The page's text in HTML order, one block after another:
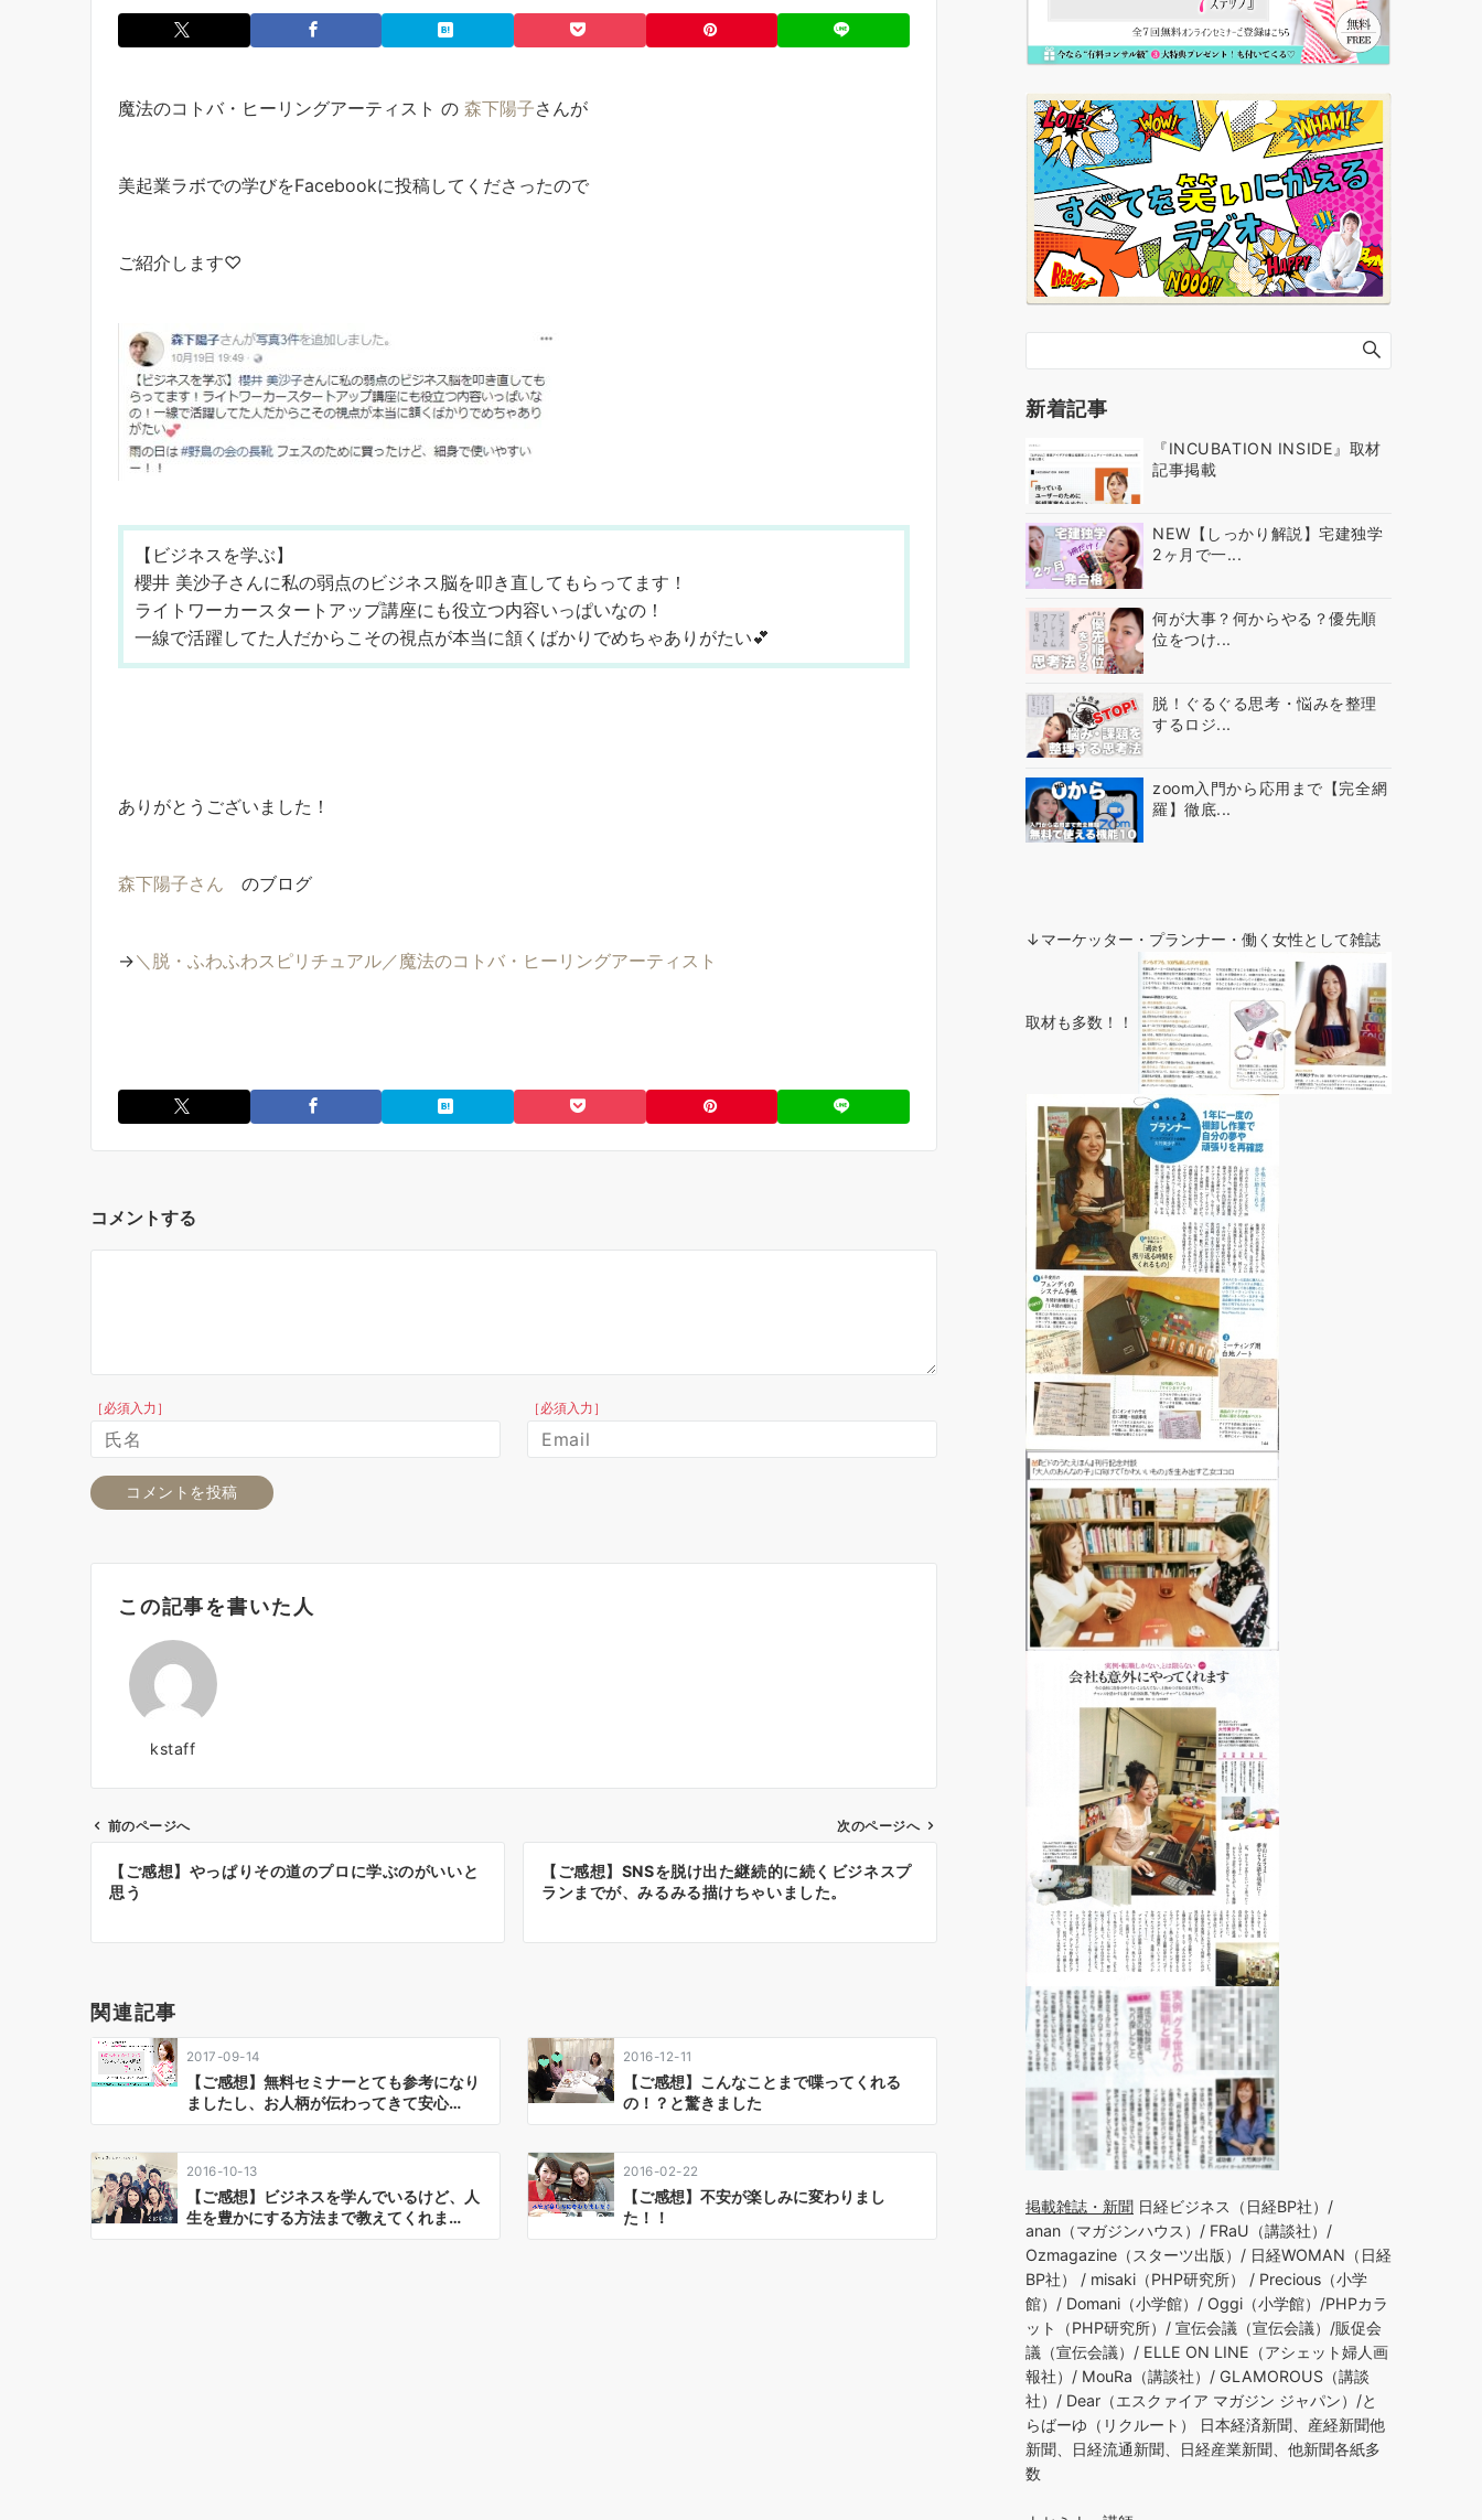
魔法のコトバ・ヒーリングアーティスト の 森下陽子さんが
美起業ラボでの学びをFacebookに投稿してくださったので
ご紹介します♡
【ビジネスを学ぶ】
櫻井 美沙子さんに私の弱点のビジネス脳を叩き直してもらってます！
ライトワーカースタートアップ講座にも役立つ内容いっぱいなの！
一線で活躍してた人だからこその視点が本当に頷くばかりでめちゃありがたい💕
ありがとうございました！
森下陽子さん のブログ
→＼脱・ふわふわスピリチュアル／魔法のコトバ・ヒーリングアーティスト
コメントする
［必須入力］ ［必須入力］
この記事を書いた人
kstaff
稿
ナ
ゲ
ー
シ
ョ
ン
前のページへ
【ご感想】やっぱりその道のプロに学ぶのがいいと
思う
次のページへ
【ご感想】SNSを脱け出た継続的に続くビジネスプ
ランまでが、みるみる描けちゃいました。
関連記事
2017-09-14
【ご感想】無料セミナーとても参考になり
ましたし、お人柄が伝わってきて安心…
2016-12-11
【ご感想】こんなことまで喋ってくれる
の！？と驚きました
2016-10-13
【ご感想】ビジネスを学んでいるけど、人
生を豊かにする方法まで教えてくれま…
2016-02-22
【ご感想】不安が楽しみに変わりまし
た！！
新着記事
『INCUBATION INSIDE』取材
記事掲載
NEW【しっかり解説】宅建独学
2ヶ月で一...
何が大事？何からやる？優先順
位をつけ...
脱！ぐるぐる思考・悩みを整理
するロジ...
zoom入門から応用まで【完全網
羅】徹底...
↓マーケッター・プランナー・働く女性として雑誌
取材も多数！！
掲載雑誌・新聞 日経ビジネス（日経BP社）/
anan（マガジンハウス）/ FRaU（講談社）/
Ozmagazine（スターツ出版）/ 日経WOMAN（日経
BP社） / misaki（PHP研究所） / Precious（小学
館）/ Domani（小学館）/ Oggi（小学館）/PHPカラ
ット（PHP研究所）/ 宣伝会議（宣伝会議）/販促会
議（宣伝会議）/ ELLE ON LINE（アシェット婦人画
報社）/ MouRa（講談社）/ GLAMOROUS（講談
社）/ Dear（エスクァイア マガジン ジャパン）/と
らばーゆ（リクルート） 日本経済新聞、産経新聞他
新聞、日経流通新聞、日経産業新聞、他新聞各紙多
数